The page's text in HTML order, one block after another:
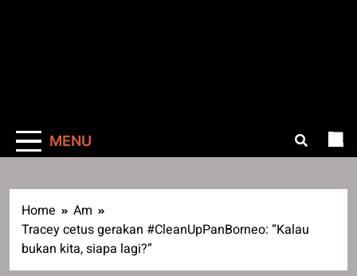
MENU
Home
Am
Tracey cetus gerakan #CleanUpPanBorneo: “Kalau
bukan kita, siapa lagi?”